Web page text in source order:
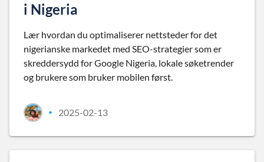
i Nigeria
Lær hvordan du optimaliserer nettsteder for det
nigerianske markedet med SEO-strategier som er
skreddersydd for Google Nigeria, lokale søketrender
og brukere som bruker mobilen først.
• 2025-02-13